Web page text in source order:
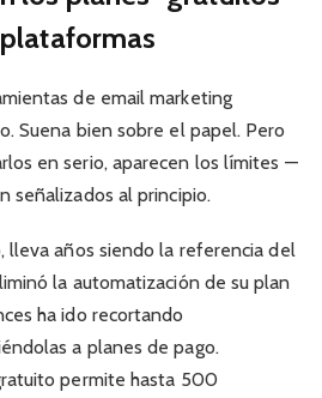
de email marketing
Suena bien sobre el papel. Pero
en serio, aparecen los límites —
señalizados al principio.
lleva años siendo la referencia del
la automatización de su plan
ha ido recortando
a planes de pago.
permite hasta 500